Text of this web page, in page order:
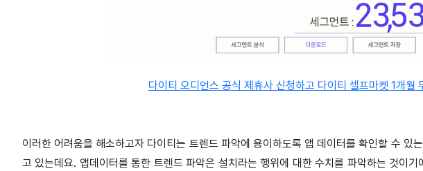
다이티 오디언스 공식 제휴사 신청하고 다이티 셀프마켓 1개월
이러한 어려움을 해소하고자 다이티는 트렌드 파악에 용이하도록 앱 데이터를 확인할 수 있는
고 있는데요. 앱데이터를 통한 트렌드 파악은 설치라는 행위에 대한 수치를 파악하는 것이기